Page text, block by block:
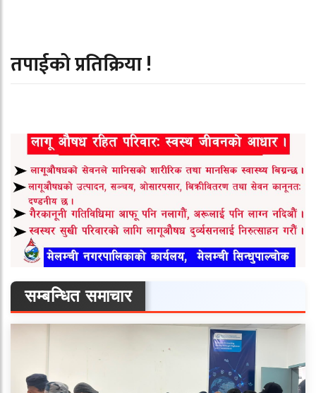
तपाईको प्रतिक्रिया !
सम्बन्धित समाचार